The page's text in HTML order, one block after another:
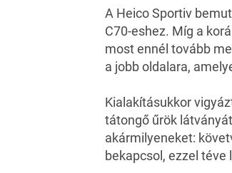
A Heico Sportiv
C70-eshez. Míg a
most ennél tovább
a jobb oldalara,
Kialakításukkor
tátongő űrök
akármilyeneket:
bekapcsol, ezzel